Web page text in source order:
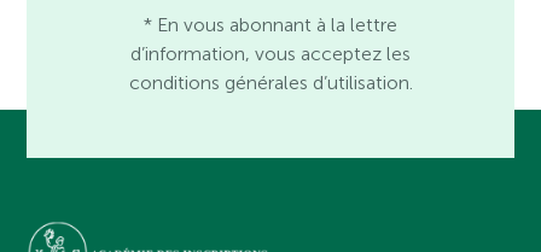
* En vous abonnant à la lettre
d’information, vous acceptez les
conditions générales d’utilisation.